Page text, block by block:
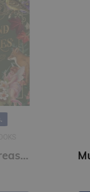
The Sticker Treasury of Woodland Adventures : An eclectic book of stickers for journaling, collaging